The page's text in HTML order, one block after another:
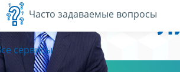
Часто задаваемые вопросы
сервисы